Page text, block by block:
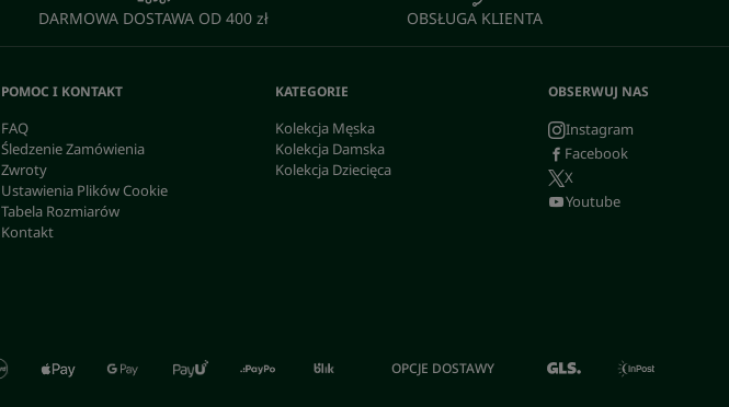
DARMOWA DOSTAWA OD 400 zł OBSŁUGA KLIENTA
POMOC I KONTAKT
FAQ
Śledzenie Zamówienia
Zwroty
Ustawienia Plików Cookie
Tabela Rozmiarów
Kontakt
KATEGORIE
Kolekcja Męska
Kolekcja Damska
Kolekcja Dziecięca
OBSERWUJ NAS
Instagram
Facebook
X
Youtube
OPCJE DOSTAWY